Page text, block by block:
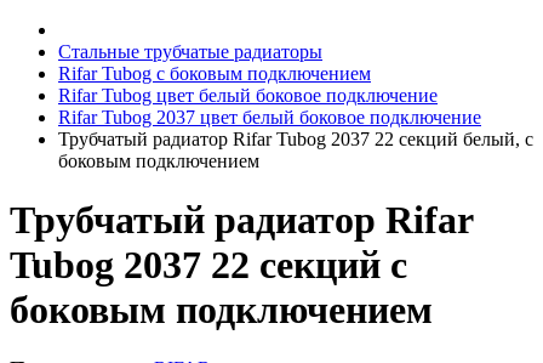
Стальные трубчатые радиаторы
Rifar Tubog с боковым подключением
Rifar Tubog цвет белый боковое подключение
Rifar Tubog 2037 цвет белый боковое подключение
Трубчатый радиатор Rifar Tubog 2037 22 секций белый, с
боковым подключением
Трубчатый радиатор Rifar
Tubog 2037 22 секций с
боковым подключением